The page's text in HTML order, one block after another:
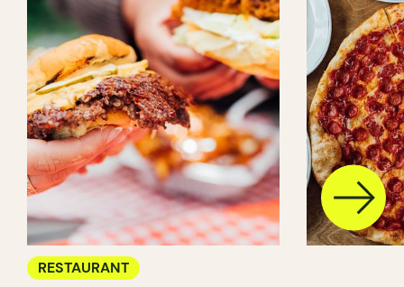
RESTAURANT